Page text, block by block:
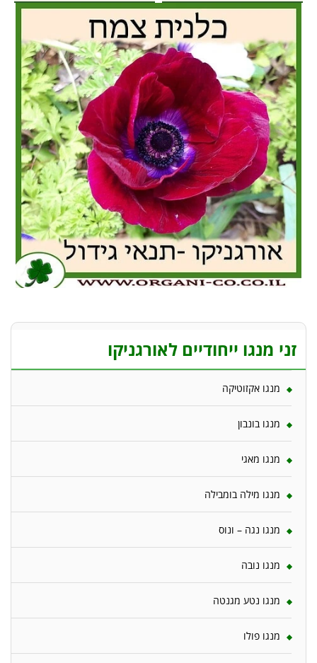
זני מנגו ייחודיים לאורגניקו
מנגו אקזוטיקה
מנגו בונבון
מנגו מאגי
מנגו מילה בומבילה
מנגו נגה – ונוס
מנגו נובה
מנגו נטע מגנטה
מנגו פולו